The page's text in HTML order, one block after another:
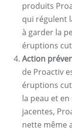
produits
qui régulent
à garder la
éruptions
Action
de Proactiv
éruptions
la peau et
jacentes,
nette même